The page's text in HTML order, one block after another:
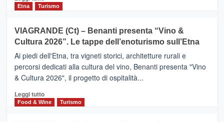
dati
di
Anche
la
Alcantara
nei
primi
nella
classifica
di
IL
SAN
DOMENICO
PALACE
TAORMINA,
UN
HOTEL
FOUR
Etna Turismo
VIAGRANDE (Ct) – Benanti presenta “Vino &
Cultura 2026”. Le tappe dell’enoturismo sull’Etna
Ai piedi dell'Etna, tra vigneti storici, architetture rurali e
percorsi dedicati alla cultura del vino, Benanti presenta "Vino
& Cultura 2026", il progetto di ospitalità...
Leggi tuttoLeggi
di
Food & Wine Turismo